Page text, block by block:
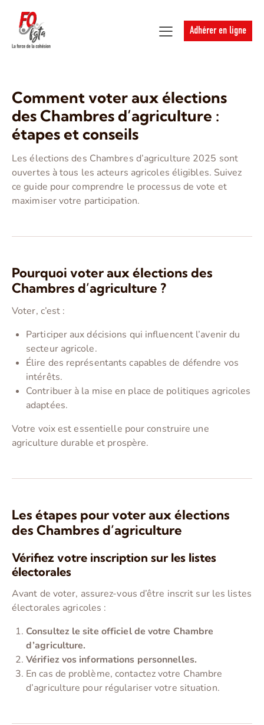
Adhérer en ligne
Comment voter aux élections
des Chambres d’agriculture :
étapes et conseils
Les élections des Chambres d’agriculture 2025 sont
ouvertes à tous les acteurs agricoles éligibles. Suivez
ce guide pour comprendre le processus de vote et
maximiser votre participation.
Pourquoi voter aux élections des
Chambres d’agriculture ?
Voter, c’est :
Participer aux décisions qui influencent l’avenir du
secteur agricole.
Élire des représentants capables de défendre vos
intérêts.
Contribuer à la mise en place de politiques agricoles
adaptées.
Votre voix est essentielle pour construire une
agriculture durable et prospère.
Les étapes pour voter aux élections
des Chambres d’agriculture
Vérifiez votre inscription sur les listes
électorales
Avant de voter, assurez-vous d’être inscrit sur les listes
électorales agricoles :
Consultez le site officiel de votre Chambre
d’agriculture.
Vérifiez vos informations personnelles.
En cas de problème, contactez votre Chambre
d’agriculture pour régulariser votre situation.